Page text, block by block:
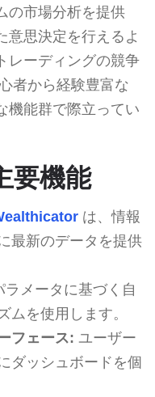
の市場分析を提供
意思決定を行えるよ
レーディングの競争
者から経験豊富な
機能群で際立ってい
要機能
は、情報
最新のデータを提供
メータに基づく自
ムを使用します。
フェース: ユーザー
ダッシュボードを個